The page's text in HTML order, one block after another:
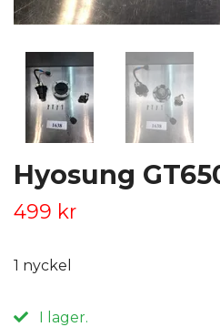
Hyosung
499 kr
1 nyckel
I lager.